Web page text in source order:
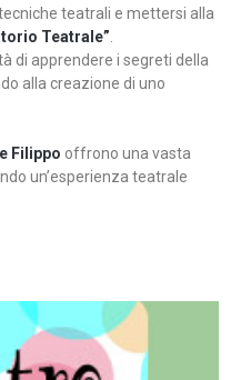
teatrali e mettersi alla
Teatrale”
di apprendere i segreti della
alla creazione di uno
Filippo offrono una vasta
un’esperienza teatrale